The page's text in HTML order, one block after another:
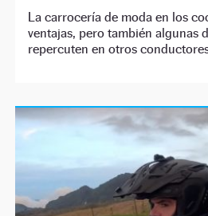
La carrocería de moda en los
ventajas, pero también algunas
repercuten en otros